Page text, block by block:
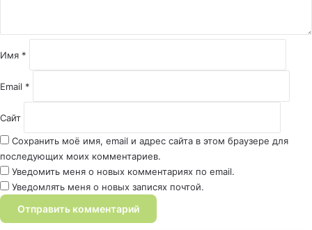
и
й
Имя *
Email *
Сайт
Сохранить моё имя, email и адрес сайта в этом браузере для
последующих моих комментариев.
Уведомить меня о новых комментариях по email.
Уведомлять меня о новых записях почтой.